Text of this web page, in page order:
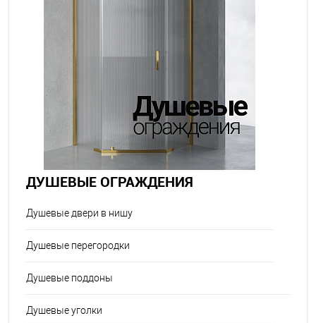
ДУШЕВЫЕ ОГРАЖДЕНИЯ
Душевые двери в нишу
Душевые перегородки
Душевые поддоны
Душевые уголки